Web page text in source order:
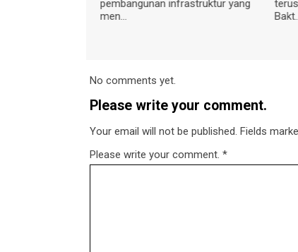
pembangunan infrastruktur yang
men...
No comments yet.
Please write your comment.
Your email will not be published. Fields
Please write your comment. *